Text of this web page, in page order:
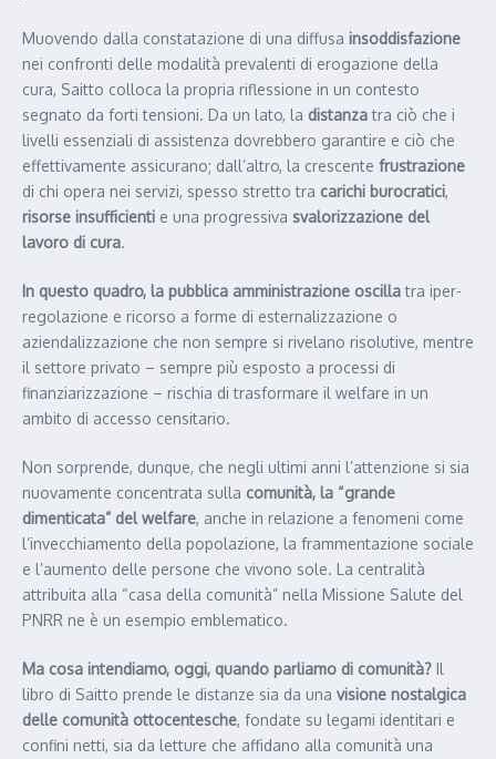
Muovendo dalla constatazione di una diffusa insoddisfazione
nei confronti delle modalità prevalenti di erogazione della
cura, Saitto colloca la propria riflessione in un contesto
segnato da forti tensioni. Da un lato, la distanzatra ciò che i
livelli essenziali di assistenza dovrebbero garantire e ciò che
effettivamente assicurano; dall’altro, la crescente frustrazione
di chi opera nei servizi, spesso stretto tra carichi burocratici,
risorse insufficienti e una progressiva svalorizzazione del
lavoro di cura.
In questo quadro, la pubblica amministrazione oscillatra iper-
regolazione e ricorso a forme di esternalizzazione o
aziendalizzazione che non sempre si rivelano risolutive, mentre
il settore privato – sempre più esposto a processi di
finanziarizzazione – rischia di trasformare il welfare in un
ambito di accesso censitario.
Non sorprende, dunque, che negli ultimi anni l’attenzione si sia
nuovamente concentrata sulla comunità, la “grande
dimenticata” del welfare, anche in relazione a fenomeni come
l’invecchiamento della popolazione, la frammentazione sociale
e l’aumento delle persone che vivono sole. La centralità
attribuita alla “casa della comunità” nella Missione Salute del
PNRR ne è un esempio emblematico.
Ma cosa intendiamo, oggi, quando parliamo di comunità? Il
libro di Saitto prende le distanze sia da una visione nostalgica
delle comunità ottocentesche, fondate su legami identitari e
confini netti, sia da letture che affidano alla comunità una